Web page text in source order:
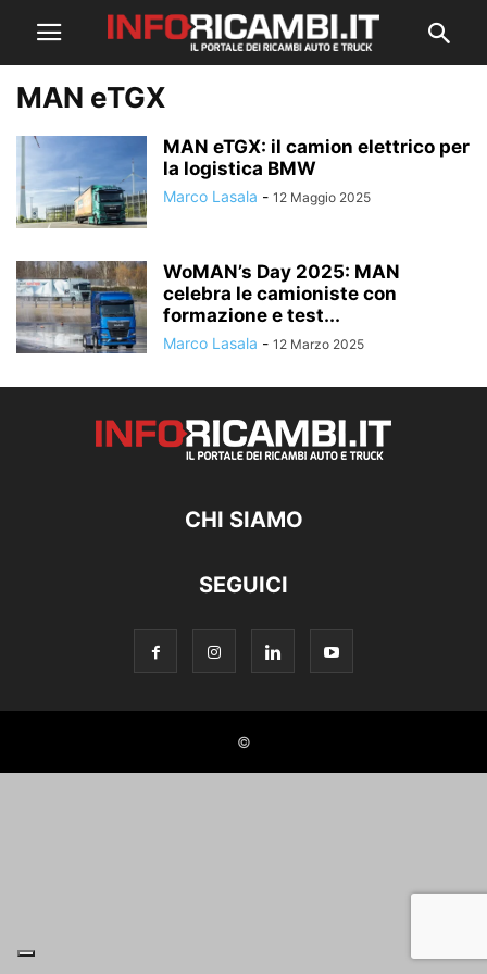
MAN eTGX
MAN eTGX: il camion elettrico per
la logistica BMW
Marco Lasala - 12 Maggio 2025
WoMAN’s Day 2025: MAN
celebra le camioniste con
formazione e test...
Marco Lasala - 12 Marzo 2025
CHI SIAMO
SEGUICI
©